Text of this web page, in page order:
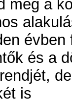
meg a
évben
és a
is